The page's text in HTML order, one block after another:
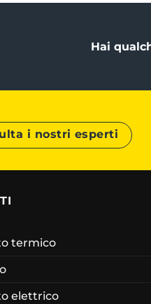
Hai
i nostri esperti
termico
elettrico